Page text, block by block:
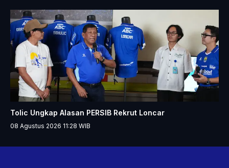
Tolic Ungkap Alasan PERSIB Rekrut Loncar
08 Agustus 2026 11:28 WIB